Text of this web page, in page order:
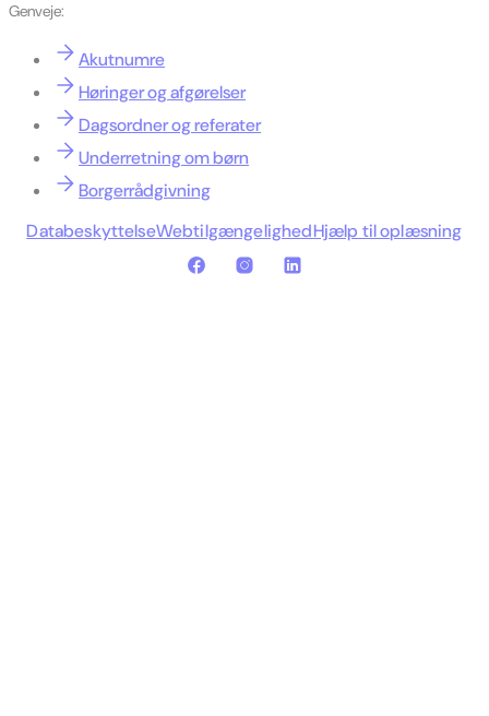
Genveje:
Akutnumre
Høringer og afgørelser
Dagsordner og referater
Underretning om børn
Borgerrådgivning
DatabeskyttelseWebtilgængelighedHjælp til oplæsning